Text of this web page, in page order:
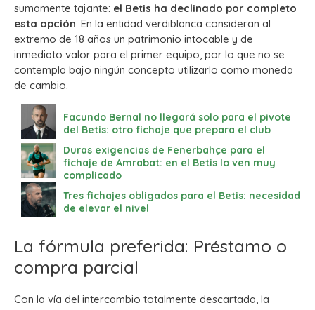
sumamente tajante: el Betis ha declinado por completo
esta opción . En la entidad verdiblanca consideran al
extremo de 18 años un patrimonio intocable y de
inmediato valor para el primer equipo, por lo que no se
contempla bajo ningún concepto utilizarlo como moneda
de cambio.
Facundo Bernal no llegará solo para el pivote
del Betis: otro fichaje que prepara el club
Duras exigencias de Fenerbahçe para el
fichaje de Amrabat: en el Betis lo ven muy
complicado
Tres fichajes obligados para el Betis: necesidad
de elevar el nivel
La fórmula preferida: Préstamo o
compra parcial
Con la vía del intercambio totalmente descartada, la